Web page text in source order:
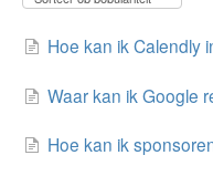
Hoe kan ik Calendly
Waar kan ik Google
Hoe kan ik